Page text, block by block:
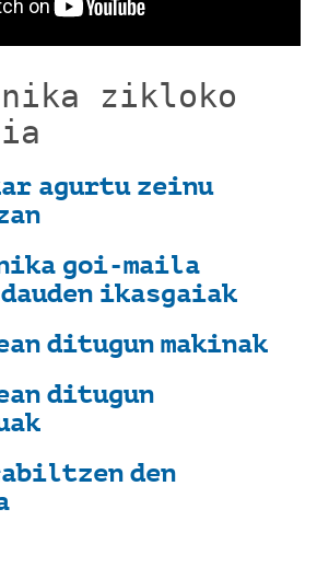
zikloko
agurtu zeinu
goi-maila
ikasgaiak
ditugun makinak
ditugun
den